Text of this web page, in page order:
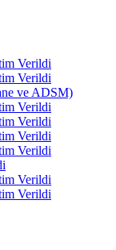
Verildi
Verildi
ve ADSM)
Verildi
Verildi
Verildi
Verildi
Verildi
Verildi